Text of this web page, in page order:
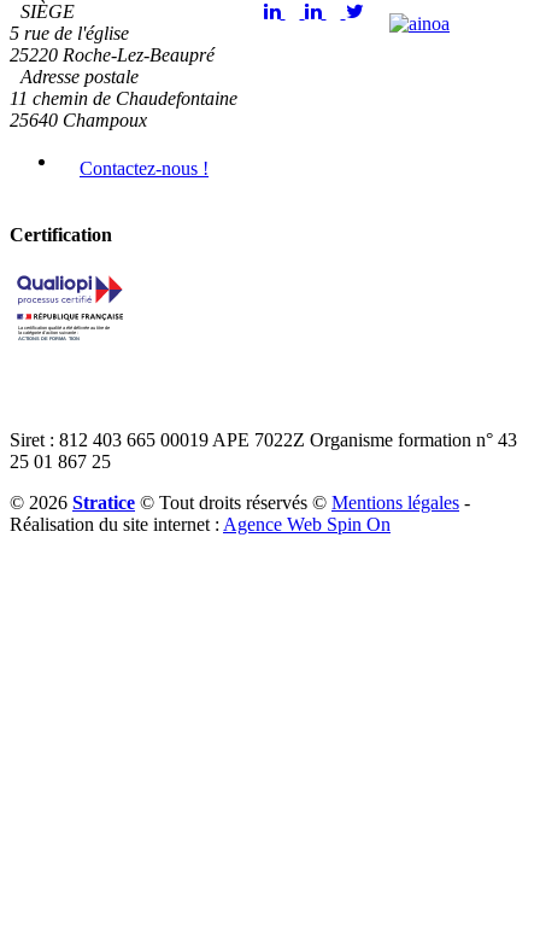
SIÈGE
5 rue de l'église
25220 Roche-Lez-Beaupré
Adresse postale
11 chemin de Chaudefontaine
25640 Champoux
Contactez-nous !
Certification
Siret : 812 403 665 00019 APE 7022Z Organisme formation n° 43
25 01 867 25
© 2026 Stratice © Tout droits réservés © Mentions légales -
Réalisation du site internet : Agence Web Spin On